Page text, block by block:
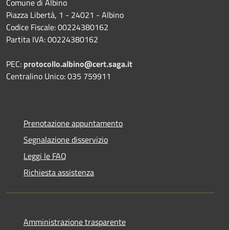
Comune di Albino
Piazza Libertà, 1 - 24021 - Albino
Codice Fiscale: 00224380162
Partita IVA: 00224380162
PEC: protocollo.albino@cert.saga.it
Centralino Unico: 035 759911
Prenotazione appuntamento
Segnalazione disservizio
Leggi le FAQ
Richiesta assistenza
Amministrazione trasparente